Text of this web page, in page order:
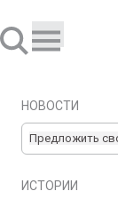
НОВОСТИ
Предложить
ИСТОРИИ